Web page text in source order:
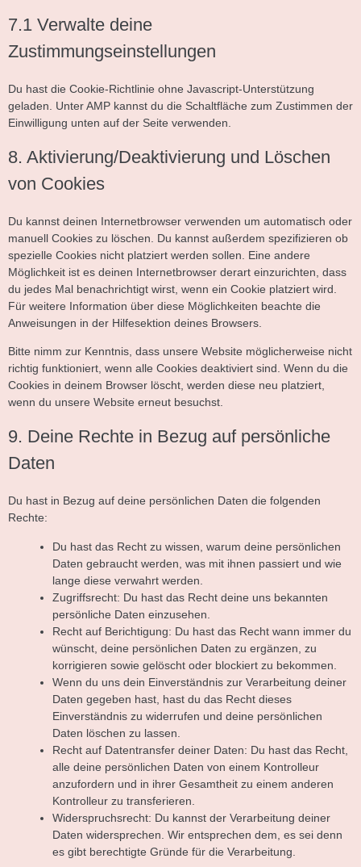
7.1 Verwalte deine
Zustimmungseinstellungen
Du hast die Cookie-Richtlinie ohne Javascript-Unterstützung
geladen. Unter AMP kannst du die Schaltfläche zum Zustimmen der
Einwilligung unten auf der Seite verwenden.
8. Aktivierung/Deaktivierung und Löschen
von Cookies
Du kannst deinen Internetbrowser verwenden um automatisch oder
manuell Cookies zu löschen. Du kannst außerdem spezifizieren ob
spezielle Cookies nicht platziert werden sollen. Eine andere
Möglichkeit ist es deinen Internetbrowser derart einzurichten, dass
du jedes Mal benachrichtigt wirst, wenn ein Cookie platziert wird.
Für weitere Information über diese Möglichkeiten beachte die
Anweisungen in der Hilfesektion deines Browsers.
Bitte nimm zur Kenntnis, dass unsere Website möglicherweise nicht
richtig funktioniert, wenn alle Cookies deaktiviert sind. Wenn du die
Cookies in deinem Browser löscht, werden diese neu platziert,
wenn du unsere Website erneut besuchst.
9. Deine Rechte in Bezug auf persönliche
Daten
Du hast in Bezug auf deine persönlichen Daten die folgenden
Rechte:
Du hast das Recht zu wissen, warum deine persönlichen
Daten gebraucht werden, was mit ihnen passiert und wie
lange diese verwahrt werden.
Zugriffsrecht: Du hast das Recht deine uns bekannten
persönliche Daten einzusehen.
Recht auf Berichtigung: Du hast das Recht wann immer du
wünscht, deine persönlichen Daten zu ergänzen, zu
korrigieren sowie gelöscht oder blockiert zu bekommen.
Wenn du uns dein Einverständnis zur Verarbeitung deiner
Daten gegeben hast, hast du das Recht dieses
Einverständnis zu widerrufen und deine persönlichen
Daten löschen zu lassen.
Recht auf Datentransfer deiner Daten: Du hast das Recht,
alle deine persönlichen Daten von einem Kontrolleur
anzufordern und in ihrer Gesamtheit zu einem anderen
Kontrolleur zu transferieren.
Widerspruchsrecht: Du kannst der Verarbeitung deiner
Daten widersprechen. Wir entsprechen dem, es sei denn
es gibt berechtigte Gründe für die Verarbeitung.